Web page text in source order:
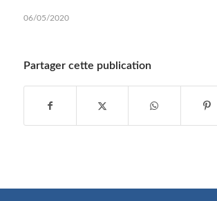
06/05/2020
Partager cette publication